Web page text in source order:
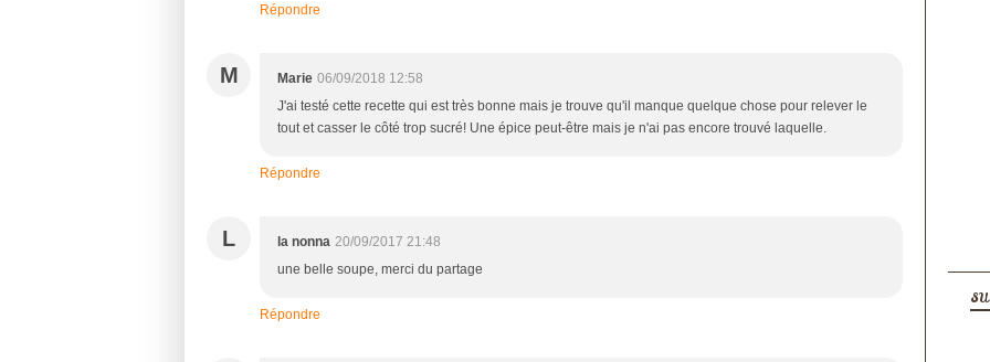
Répondre
M Marie 06/09/2018 12:58
J'ai testé cette recette qui est très bonne mais je trouve qu'il manque quelque chose pour relever le
tout et casser le côté trop sucré! Une épice peut-être mais je n'ai pas encore trouvé laquelle.
Répondre
L la nonna 20/09/2017 21:48
une belle soupe, merci du partage
Répondre